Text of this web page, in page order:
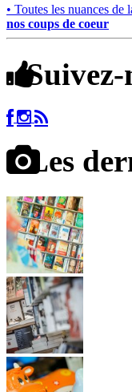
• Toutes les nuances de
nos coups de coeur
Suivez-
Les